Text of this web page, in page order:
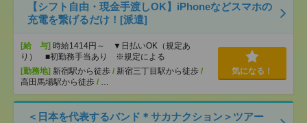
【シフト自由・現金手渡しOK】iPhoneなどスマホの
充電を繋げるだけ！[派遣]
[給 与] 時給1414円～ ▼日払いOK（規定あ
り） ■初勤務手当あり ※規定による
[勤務地] 新宿駅から徒歩 / 新宿三丁目駅から徒歩 /
高田馬場駅から徒歩 / …
気になる！
＜日本を代表するバンド＊サカナクション＞ツアー